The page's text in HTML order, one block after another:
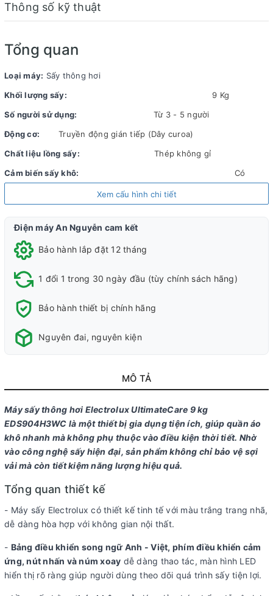
Thông số kỹ thuật
Tổng quan
Loại máy: Sấy thông hơi
Khối lượng sấy:
9 Kg
Số người sử dụng:
Từ 3 - 5 người
Động cơ:
Truyền động gián tiếp (Dây curoa)
Chất liệu lồng sấy:
Thép không gỉ
Cảm biến sấy khô:
Có
Thép sơn tĩnh điện
Dòng sản phẩm:
Sản xuất tại:
Mức tiêu thụ điện năng
Nhiệt độ sấy tối đa:
Công suất tiêu thụ:
là
ủi
hợp
hợp
(đồ
cottons)
ReverseTumbling
sấy đảo chiều
chống nhăn
Cảm biến
thông minh
Smart Sensor
ColourCare
bảo vệ màu
Công nghệ sấy
Bảng điều khiển và Tiện ích
Bảng điều
khiển:
Song ngữ Anh - Việt, phím điều khiển cảm ứng, nút
nhấn, núm xoay, có màn hình hiển thị
Tiện Tăng cường Khóa
Chuông
Điều Tạm
Tự khởi Điều Điều
Xem cấu hình chi tiết
Điện máy An Nguyễn cam kết
Bảo hành lắp đặt 12 tháng
1 đổi 1 trong 30 ngày đầu (tùy chính sách hãng)
Bảo hành thiết bị chính hãng
Nguyên đai, nguyên kiện
MÔ TẢ
Máy sấy thông hơi Electrolux UltimateCare 9 kg
EDS904H3WC là một thiết bị gia dụng tiện ích, giúp quần áo
khô nhanh mà không phụ thuộc vào điều kiện thời tiết. Nhờ
vào công nghệ sấy hiện đại, sản phẩm không chỉ bảo vệ sợi
vải mà còn tiết kiệm năng lượng hiệu quả.
Tổng quan thiết kế
- Máy sấy Electrolux có thiết kế tinh tế với màu trắng trang nhã,
dễ dàng hòa hợp với không gian nội thất.
- Bảng điều khiển song ngữ Anh - Việt, phím điều khiển cảm
ứng, nút nhấn và núm xoay dễ dàng thao tác, màn hình LED
hiển thị rõ ràng giúp người dùng theo dõi quá trình sấy tiện lợi.